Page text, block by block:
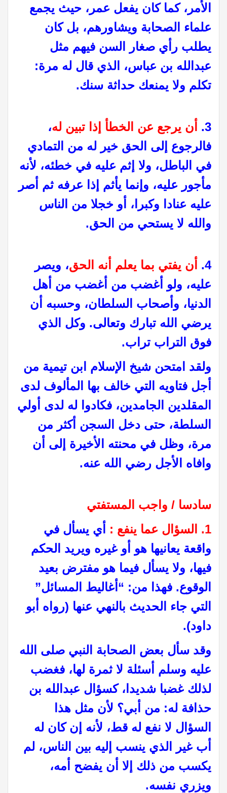
الأمر، كما كان يفعل عمر، حيث يجمع
علماء الصحابة ويشاورهم، بل كان
يطلب رأي صغار السن فيهم مثل
عبدالله بن عباس، الذي قال له مرة:
تكلم ولا يمنعك حداثة سنك.
3. أن يرجع عن الخطأ إذا تبين له،
فالرجوع إلى الحق خير له من التمادي
في الباطل، ولا إثم عليه في خطئه، لأنه
مأجور عليه، وإنما يأثم إذا عرفه ثم أصر
عليه عنادا وكبرا، أو خجلا من الناس
والله لا يستحي من الحق.
4. أن يفتي بما يعلم أنه الحق، ويصر
عليه، ولو أغضب من أغضب من أهل
الدنيا، وأصحاب السلطان، وحسبه أن
يرضي الله تبارك وتعالى. وكل الذي
فوق التراب تراب.
ولقد امتحن شيخ الإسلام ابن تيمية من
أجل فتاويه التي خالف بها المألوف لدى
المقلدين الجامدين، فكادوا له لدى أولي
السلطة، حتى دخل السجن أكثر من
مرة، وظل في محنته الأخيرة إلى أن
وافاه الأجل رضي الله عنه.
سادسا / واجب المستفتي
1.
السؤال عما ينفع : أي يسأل في
واقعة يعانيها هو أو غيره ويريد الحكم
فيها، ولا يسأل فيما هو مفترض بعيد
الوقوع. فهذا من: “أغاليط المسائل”
التي جاء الحديث بالنهي عنها (رواه أبو
داود).
وقد سأل بعض الصحابة النبي صلى الله
عليه وسلم أسئلة لا ثمرة لها، فغضب
لذلك غضبا شديدا، كسؤال عبدالله بن
حذافة له: من أبي؟ لأن مثل هذا
السؤال لا نفع له قط، لأنه إن كان له
أب غير الذي ينسب إليه بين الناس، لم
يكسب من ذلك إلا أن يفضح أمه،
ويزري نفسه.